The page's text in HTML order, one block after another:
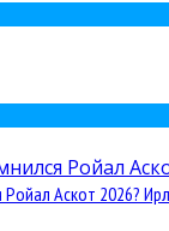
Аскот 2026?